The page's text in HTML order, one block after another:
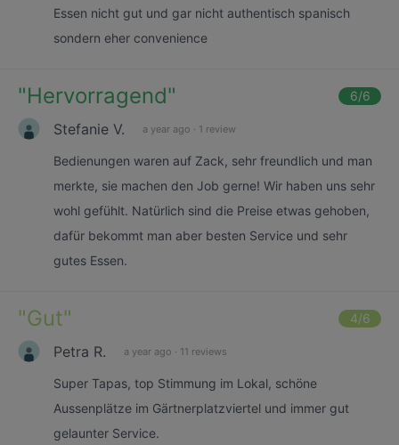
Essen nicht gut und gar nicht authentisch spanisch
sondern eher convenience
"Hervorragend" 6/6
Stefanie V. a year ago · 1 review
Bedienungen waren auf Zack, sehr freundlich und man
merkte, sie machen den Job gerne! Wir haben uns sehr
wohl gefühlt. Natürlich sind die Preise etwas gehoben,
dafür bekommt man aber besten Service und sehr
gutes Essen.
"Gut" 4/6
Petra R. a year ago · 11 reviews
Super Tapas, top Stimmung im Lokal, schöne
Aussenplätze im Gärtnerplatzviertel und immer gut
gelaunter Service.